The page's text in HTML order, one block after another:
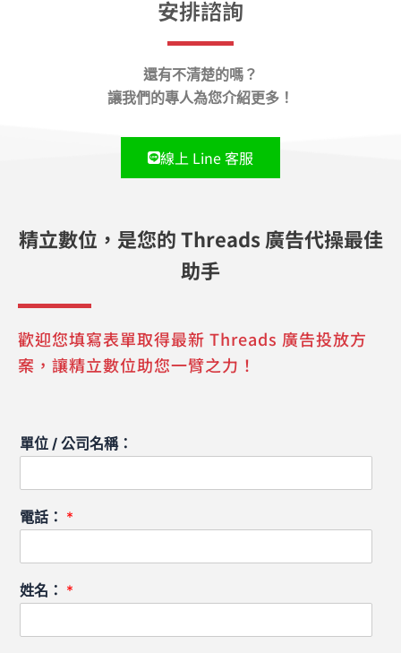
安排諮詢
還有不清楚的嗎？
讓我們的專人為您介紹更多！
線上 Line 客服
精立數位，是您的 Threads 廣告代操最佳
助手
歡迎您填寫表單取得最新 Threads 廣告投放方
案，讓精立數位助您一臂之力！
單位 / 公司名稱：
電話： *
姓名： *